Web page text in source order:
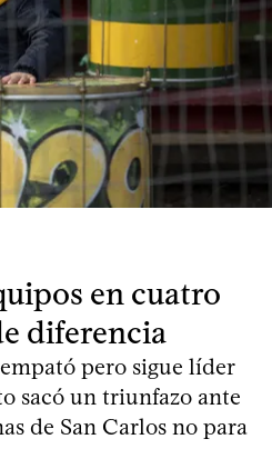
en cuatro
diferencia
pero sigue líder
sacó un triunfazo ante
de San Carlos no para